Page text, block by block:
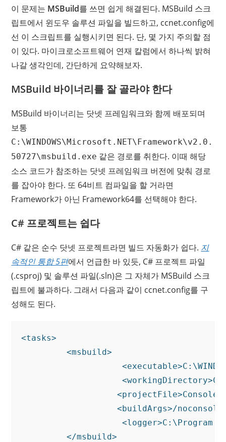
이 문제는 MSBuild를 쓰면 쉽게 해결된다. MSBuild 스크
립트에서 윈도우 솔루션 파일을 빌드하고, ccnet.config에
선 이 스크립트를 실행시키면 된다. 단, 몇 가지 주의할 점
이 있다. 마이크로소프트웨어 연재 칼럼에서 하나씩 밝혀
나갈 생각인데, 간단하게 요약해보자.
MSBuild 바이너리를 잘 골라야 한다
MSBuild 바이너리는 닷넷 프레임워크와 함께 배포되며
보통
C:\WINDOWS\Microsoft.NET\Framework\v2.0.
50727\msbuild.exe 같은 경로를 취한다. 이때 해당
소스 코드가 참조하는 닷넷 프레임워크 버전에 맞춰 경로
를 잡아야 한다. 또 64비트 컴파일을 할 거라면
Framework가 아닌 Framework64를 선택해야 한다.
C# 프로젝트는 쉽다
C# 같은 순수 닷넷 프로젝트라면 빌드 자동화가 쉽다. 지
속적인 통합 5편에서 언급한 바 있듯, C# 프로젝트 파일
(.csproj) 및 솔루션 파일(.sln)은 그 자체가 MSBuild 스크
립트에 불과하다. 그래서 다음과 같이 ccnet.config를 구
성해도 된다.
<tasks>
         <msbuild>
<buildArgs>/
<logger>C:\Program
         </msbuild>